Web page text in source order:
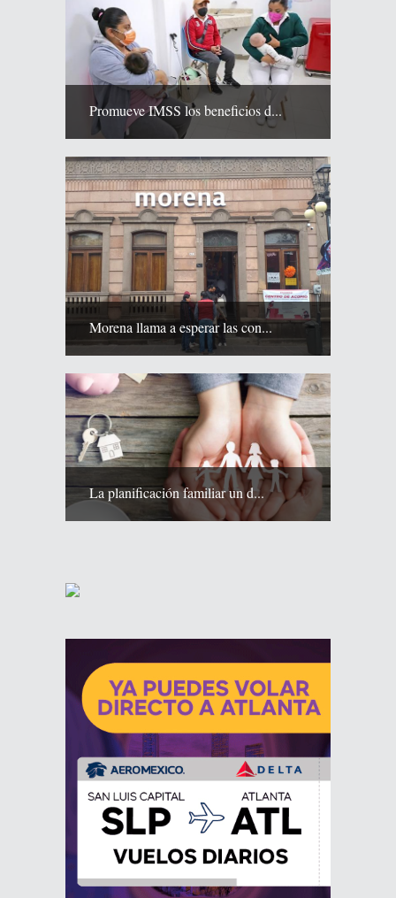
Promueve IMSS los beneficios d...
Morena llama a esperar las con...
La planificación familiar un d...